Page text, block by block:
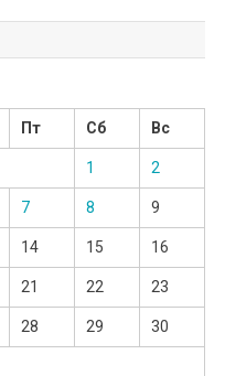
Пт Сб Вс
1 2
7 8 9
14 15 16
21 22 23
28 29 30